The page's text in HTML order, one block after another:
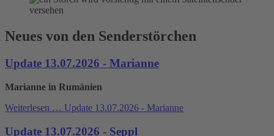
Neues von den Senderstörchen
Update 13.07.2026 - Marianne
Marianne in Rumänien
Weiterlesen … Update 13.07.2026 - Marianne
Update 13.07.2026 - Seppl